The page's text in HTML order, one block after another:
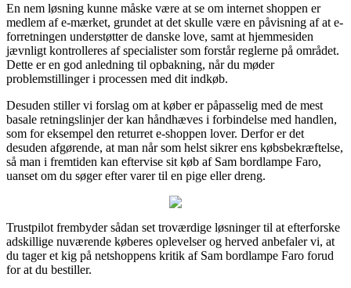
En nem løsning kunne måske være at se om internet shoppen er
medlem af e-mærket, grundet at det skulle være en påvisning af at e-
forretningen understøtter de danske love, samt at hjemmesiden
jævnligt kontrolleres af specialister som forstår reglerne på området.
Dette er en god anledning til opbakning, når du møder
problemstillinger i processen med dit indkøb.
Desuden stiller vi forslag om at køber er påpasselig med de mest
basale retningslinjer der kan håndhæves i forbindelse med handlen,
som for eksempel den returret e-shoppen lover. Derfor er det
desuden afgørende, at man når som helst sikrer ens købsbekræftelse,
så man i fremtiden kan eftervise sit køb af Sam bordlampe Faro,
uanset om du søger efter varer til en pige eller dreng.
Trustpilot frembyder sådan set troværdige løsninger til at efterforske
adskillige nuværende køberes oplevelser og herved anbefaler vi, at
du tager et kig på netshoppens kritik af Sam bordlampe Faro forud
for at du bestiller.